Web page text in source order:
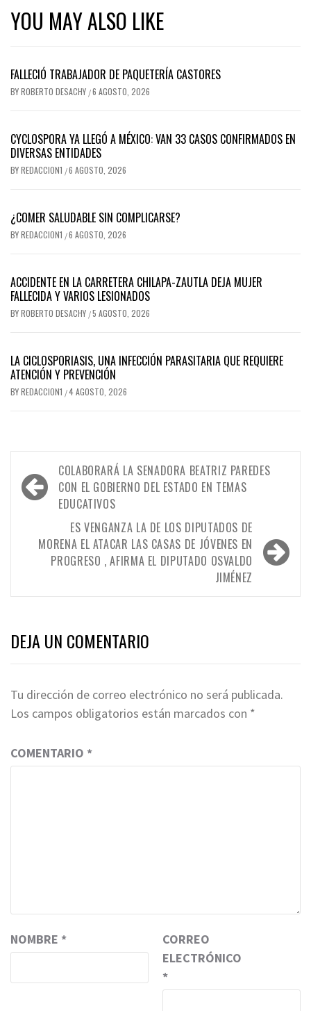
YOU MAY ALSO LIKE
FALLECIÓ TRABAJADOR DE PAQUETERÍA CASTORES
BYROBERTO DESACHY /6 AGOSTO, 2026
CYCLOSPORA YA LLEGÓ A MÉXICO: VAN 33 CASOS CONFIRMADOS EN
DIVERSAS ENTIDADES
BYREDACCION1 /6 AGOSTO, 2026
¿COMER SALUDABLE SIN COMPLICARSE?
BYREDACCION1 /6 AGOSTO, 2026
ACCIDENTE EN LA CARRETERA CHILAPA-ZAUTLA DEJA MUJER
FALLECIDA Y VARIOS LESIONADOS
BYROBERTO DESACHY /5 AGOSTO, 2026
LA CICLOSPORIASIS, UNA INFECCIÓN PARASITARIA QUE REQUIERE
ATENCIÓN Y PREVENCIÓN
BYREDACCION1 /4 AGOSTO, 2026
Navegación
de
entradas
COLABORARÁ LA SENADORA BEATRIZ PAREDES
CON EL GOBIERNO DEL ESTADO EN TEMAS
EDUCATIVOS
ES VENGANZA LA DE LOS DIPUTADOS DE
MORENA EL ATACAR LAS CASAS DE JÓVENES EN
PROGRESO , AFIRMA EL DIPUTADO OSVALDO
JIMÉNEZ
DEJA UN COMENTARIO
Tu dirección de correo electrónico no será publicada.
Los campos obligatorios están marcados con *
COMENTARIO *
NOMBRE *
CORREO
ELECTRÓNICO
*